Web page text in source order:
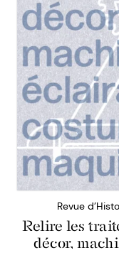
Revue
Relire les
décor,